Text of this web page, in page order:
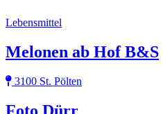
Lebensmittel
Melonen ab Hof B&S
3100 St. Pölten
Foto Dürr